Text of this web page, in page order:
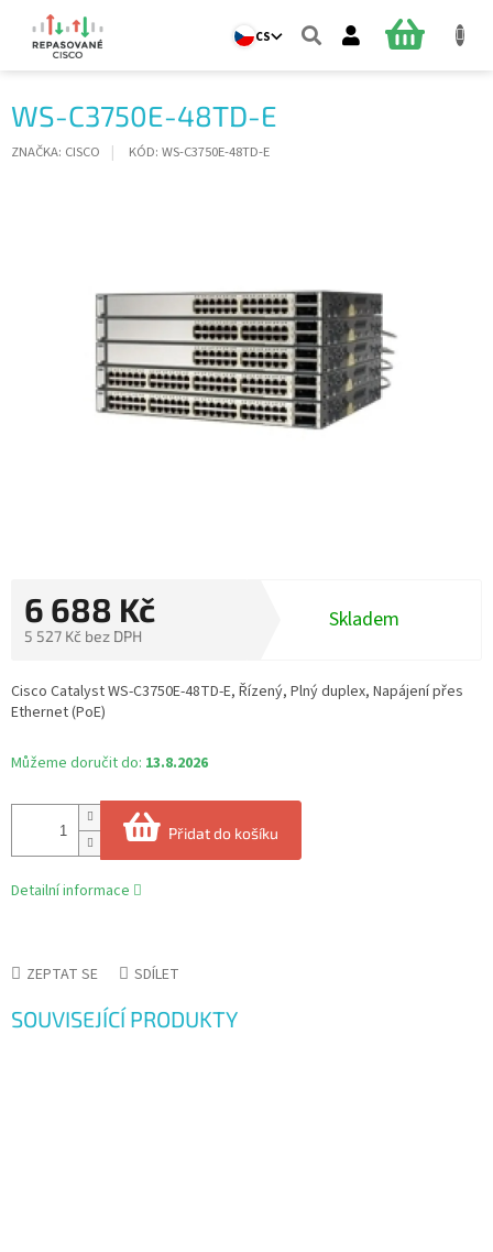
obsah
CS
NÁKUPNÍ
WS-C3750E-48TD-E
ZNAČKA: CISCO KÓD: WS-C3750E-48TD-E
6 688 Kč
5 527 Kč bez DPH
cena:
Skladem
Můžeme doručit do: 13.8.2026
Přidat do košíku
Cisco Catalyst WS-C3750E-48TD-E, Řízený, Plný duplex, Napájení přes
Ethernet (PoE)
Detailní informace
ZEPTAT SE SDÍLET
SOUVISEJÍCÍ PRODUKTY